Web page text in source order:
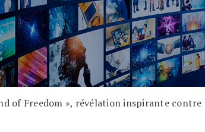
of Freedom », révélation inspirante